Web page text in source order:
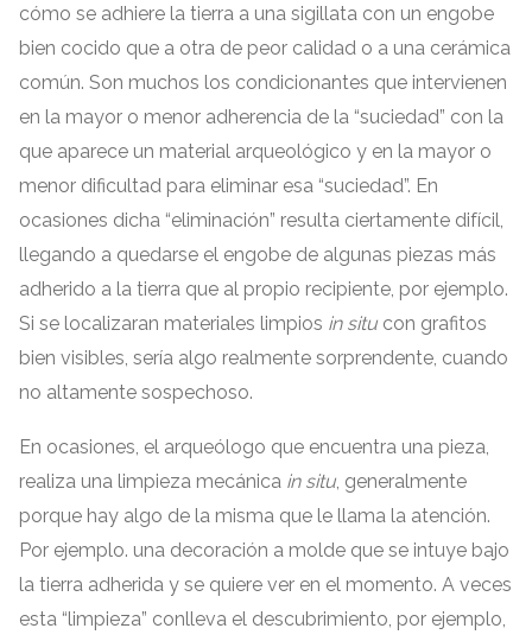
cómo se adhiere la tierra a una sigillata con un engobe
bien cocido que a otra de peor calidad o a una cerámica
común. Son muchos los condicionantes que intervienen
en la mayor o menor adherencia de la“suciedad” con la
que aparece un material arqueológico y en la mayor o
menor dificultad para eliminar esa“suciedad”. En
ocasiones dicha“eliminación” resulta ciertamente difícil,
llegando a quedarse el engobe de algunas piezas más
adherido a la tierra que al propio recipiente, por ejemplo.
Si se localizaran materiales limpios in situ con grafitos
bien visibles, sería algo realmente sorprendente, cuando
no altamente sospechoso.
En ocasiones, el arqueólogo que encuentra una pieza,
realiza una limpieza mecánica in situ, generalmente
porque hay algo de la misma que le llama la atención.
Por ejemplo. una decoración a molde que se intuye bajo
la tierra adherida y se quiere ver en el momento. A veces
esta“limpieza” conlleva el descubrimiento, por ejemplo,